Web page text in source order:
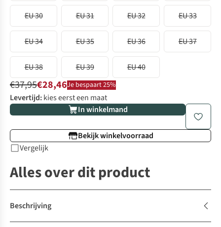
EU 30 EU 31 EU 32 EU 33
EU 34 EU 35 EU 36 EU 37
EU 38 EU 39 EU 40
€37,95€28,46Je bespaart 25%
Levertijd:kies eerst een maat
In winkelmand
Bekijk winkelvoorraad
Vergelijk
Alles over dit product
Beschrijving